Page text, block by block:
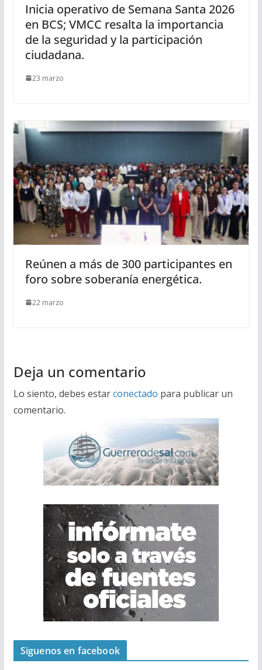
Inicia operativo de Semana Santa 2026
en BCS; VMCC resalta la importancia
de la seguridad y la participación
ciudadana.
23 marzo
Reúnen a más de 300 participantes en
foro sobre soberanía energética.
22 marzo
Deja un comentario
Lo siento, debes estarconectado para publicar un
comentario.
Siguenos en facebook